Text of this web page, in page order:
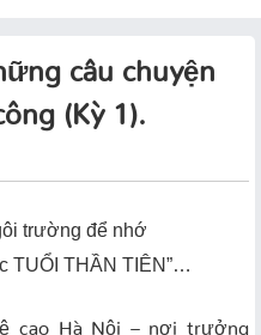
câu chuyện
(Kỳ 1).
trường để nhớ
TUỔI THẦN TIÊN”…
cao Hà Nội – nơi trưởng